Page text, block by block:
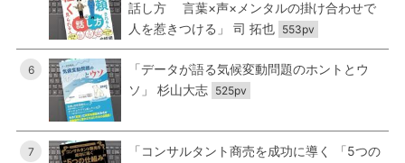
話し方 言葉×声×メンタルの掛け合わせで
人を惹きつける」 司 拓也 553pv
6
「データが語る気候変動問題のホントとウ
ソ」 杉山大志 525pv
7
「コンサルタント商売を成功に導く 「5つの